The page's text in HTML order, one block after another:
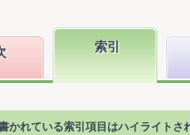
索引
かれている索引項目はハイライトさ